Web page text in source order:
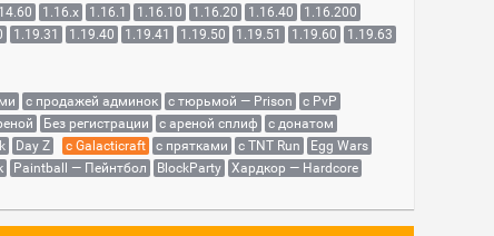
1.16.x 1.16.1 1.16.10 1.16.20 1.16.40
1.16.200
1.19.31 1.19.40 1.19.41 1.19.50 1.19.51 1.19.60
1.19.63
с продажей админок с тюрьмой — Prison
с PvP
Без регистрации с ареной сплиф
с донатом
Day Z с Galacticraft с прятками с TNT Run
Egg Wars
Paintball — Пейнтбол BlockParty
Хардкор — Hardcore